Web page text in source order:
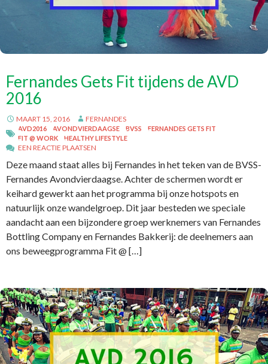
Fernandes Gets Fit tijdens de AVD
2016
MAART 15, 2016 FERNANDES
AVD2016 AVONDVIERDAAGSE BVSS
FERNANDES GETS FIT
FIT @ WORK
HEALTHY LIFESTYLE
EEN REACTIE PLAATSEN
Deze maand staat alles bij Fernandes in het teken van de BVSS-
Fernandes Avondvierdaagse. Achter de schermen wordt er
keihard gewerkt aan het programma bij onze hotspots en
natuurlijk onze wandelgroep. Dit jaar besteden we speciale
aandacht aan een bijzondere groep werknemers van Fernandes
Bottling Company en Fernandes Bakkerij: de deelnemers aan
ons beweegprogramma Fit @ […]